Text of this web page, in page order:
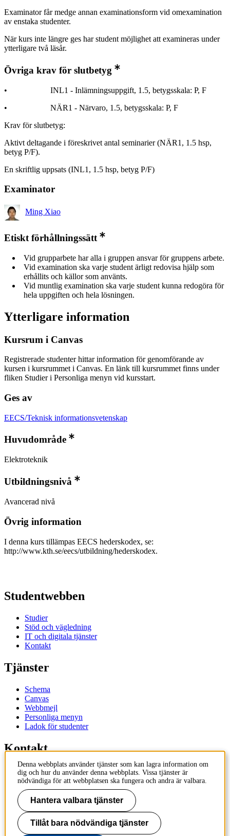
Examinator får medge annan examinationsform vid omexamination
av enstaka studenter.
När kurs inte längre ges har student möjlighet att examineras under
ytterligare två läsår.
Övriga krav för slutbetyg
• INL1 - Inlämningsuppgift, 1.5, betygsskala: P, F
• NÄR1 - Närvaro, 1.5, betygsskala: P, F
Krav för slutbetyg:
Aktivt deltagande i föreskrivet antal seminarier (NÄR1, 1.5 hsp,
betyg P/F).
En skriftlig uppsats (INL1, 1.5 hsp, betyg P/F)
Examinator
Ming Xiao
Etiskt förhållningssätt
Vid grupparbete har alla i gruppen ansvar för gruppens arbete.
Vid examination ska varje student ärligt redovisa hjälp som
erhållits och källor som använts.
Vid muntlig examination ska varje student kunna redogöra för
hela uppgiften och hela lösningen.
Ytterligare information
Kursrum i Canvas
Registrerade studenter hittar information för genomförande av
kursen i kursrummet i Canvas. En länk till kursrummet finns under
fliken Studier i Personliga menyn vid kursstart.
Ges av
EECS/Teknisk informationsvetenskap
Huvudområde
Elektroteknik
Utbildningsnivå
Avancerad nivå
Övrig information
I denna kurs tillämpas EECS hederskodex, se:
http://www.kth.se/eecs/utbildning/hederskodex.
Studentwebben
Studier
Stöd och vägledning
IT och digitala tjänster
Kontakt
Tjänster
Schema
Canvas
Webbmejl
Personliga menyn
Ladok för studenter
Kontakt
Kontakta utbildningsprogram
Kontakta kurs
IT-support
KTH Entré
KTH
100 44 Stockholm
Denna webbplats använder tjänster som kan lagra information om
dig och hur du använder denna webbplats. Vissa tjänster är
nödvändiga för att webbplatsen ska fungera och andra är valbara.
Hantera valbara tjänster
Tillåt bara nödvändiga tjänster